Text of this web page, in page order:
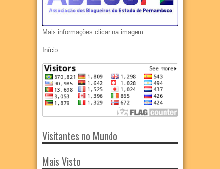
Mais informações clicar na imagem.
Início
Visitantes no Mundo
Mais Visto